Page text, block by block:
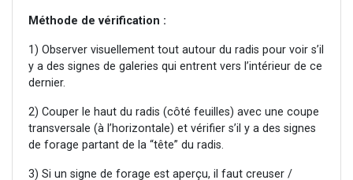
Méthode de vérification :
1) Observer visuellement tout autour du radis pour voir s’il
y a des signes de galeries qui entrent vers l’intérieur de ce
dernier.
2) Couper le haut du radis (côté feuilles) avec une coupe
transversale (à l’horizontale) et vérifier s’il y a des signes
de forage partant de la “tête” du radis.
3) Si un signe de forage est aperçu, il faut creuser /